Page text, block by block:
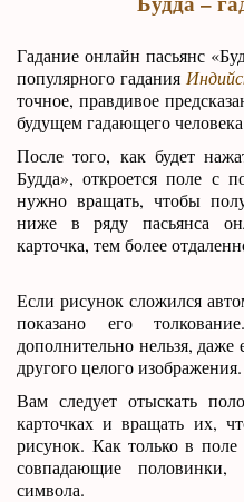
Гадание онлайн пасьянс
популярного гадания
точное, правдивое
будущем гадающего
После того, как будет
Будда», откроется поле с
нужно вращать, чтобы
ниже в ряду пасьянса
карточка, тем более
Если рисунок сложился
показано его
дополнительно нельзя,
другого целого изображения.
Вам следует отыскать
карточках и вращать их,
рисунок. Как только в
совпадающие
символа.